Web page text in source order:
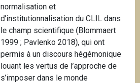
normalisation et
d’institutionnalisation du CLIL dans
le champ scientifique (Blommaert
1999 ; Pavlenko 2018), qui ont
permis à un discours hégémonique
louant les vertus de l’approche de
s’imposer dans le monde